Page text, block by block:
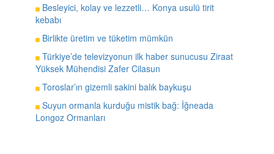
Besleyici, kolay ve lezzetli… Konya usulü tirit
kebabı
Birlikte üretim ve tüketim mümkün
Türkiye’de televizyonun ilk haber sunucusu Ziraat
Yüksek Mühendisi Zafer Cilasun
Toroslar’ın gizemli sakini balık baykuşu
Suyun ormanla kurduğu mistik bağ: İğneada
Longoz Ormanları